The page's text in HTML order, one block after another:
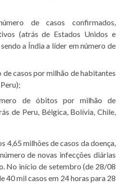
de casos confirmados,
(atrás de Estados Unidos e
a Índia a líder em número de
de casos por milhão de habitantes
de óbitos por milhão de
de Peru, Bélgica, Bolívia, Chile,
4,65 milhões de casos da doença,
de novas infecções diárias
No início de setembro (de 28/08
40 mil casos em 24 horas para 28